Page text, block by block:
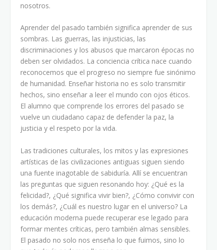
nosotros.
Aprender del pasado también significa aprender de sus
sombras. Las guerras, las injusticias, las
discriminaciones y los abusos que marcaron épocas no
deben ser olvidados. La conciencia crítica nace cuando
reconocemos que el progreso no siempre fue sinónimo
de humanidad. Enseñar historia no es solo transmitir
hechos, sino enseñar a leer el mundo con ojos éticos.
El alumno que comprende los errores del pasado se
vuelve un ciudadano capaz de defender la paz, la
justicia y el respeto por la vida.
Las tradiciones culturales, los mitos y las expresiones
artísticas de las civilizaciones antiguas siguen siendo
una fuente inagotable de sabiduría. Allí se encuentran
las preguntas que siguen resonando hoy: ¿Qué es la
felicidad?, ¿Qué significa vivir bien?, ¿Cómo convivir con
los demás?, ¿Cuál es nuestro lugar en el universo? La
educación moderna puede recuperar ese legado para
formar mentes críticas, pero también almas sensibles.
El pasado no solo nos enseña lo que fuimos, sino lo